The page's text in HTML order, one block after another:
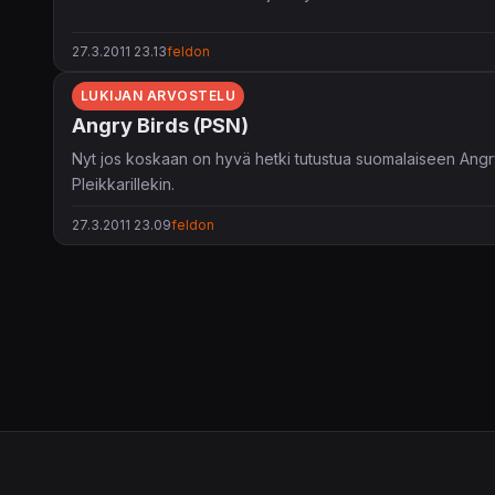
27.3.2011 23.13feldon
LUKIJAN ARVOSTELU
Angry Birds (PSN)
Nyt jos koskaan on hyvä hetki tutustua suomalaiseen
Pleikkarillekin.
Angry Birdsin idea on petollisen yksinkertainen: pelaajan
itse ja niillä kaikilla on käytössä erilainen jekku possujen
27.3.2011 23.09feldon